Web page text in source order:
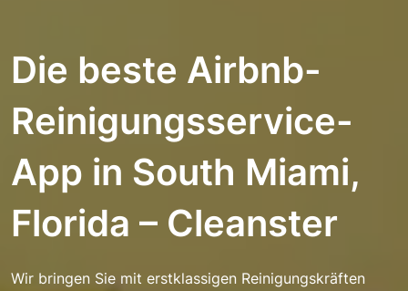
Die beste Airbnb-
Reinigungsservice-
App in South Miami,
Florida – Cleanster
Wir bringen Sie mit erstklassigen Reinigungskräften